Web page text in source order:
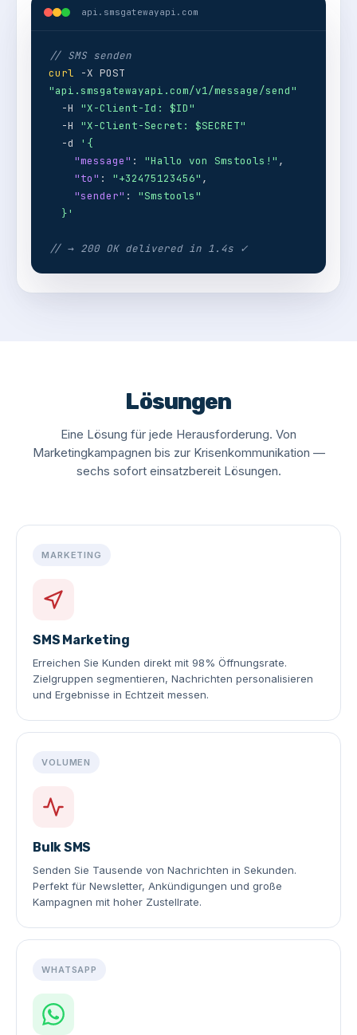
api.smsgatewayapi.com
// SMS senden
curl -X POST
"api.smsgatewayapi.com/v1/message/send"
-H "X-Client-Id: $ID"
-H "X-Client-Secret: $SECRET"
-d
'{
"message" : "Hallo von Smstools!" ,
"to" : "+32475123456" ,
"sender" : "Smstools"
}'
// → 200 OK delivered in 1.4s ✓
Lösungen
Eine Lösung für jede Herausforderung. Von
Marketingkampagnen bis zur Krisenkommunikation —
sechs sofort einsatzbereit Lösungen.
MARKETING
SMS Marketing
Erreichen Sie Kunden direkt mit 98% Öffnungsrate.
Zielgruppen segmentieren, Nachrichten personalisieren
und Ergebnisse in Echtzeit messen.
VOLUMEN
Bulk SMS
Senden Sie Tausende von Nachrichten in Sekunden.
Perfekt für Newsletter, Ankündigungen und große
Kampagnen mit hoher Zustellrate.
WHATSAPP